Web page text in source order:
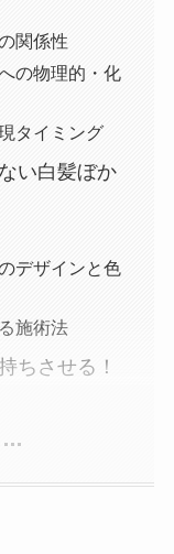
関係性
の物理的・化
タイミング
い白髪ぼか
デザインと色
施術法
ちさせる！